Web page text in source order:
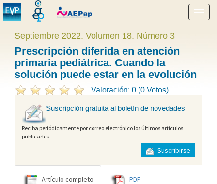
menú
Septiembre 2022. Volumen 18. Número 3
Prescripción diferida en atención
primaria pediátrica. Cuando la
solución puede estar en la evolución
Valoración: 0 (0 Votos)
Suscripción gratuita al boletín de novedades
Reciba periódicamente por correo electrónico los últimos artículos
publicados
Suscribirse
Artículo completo PDF